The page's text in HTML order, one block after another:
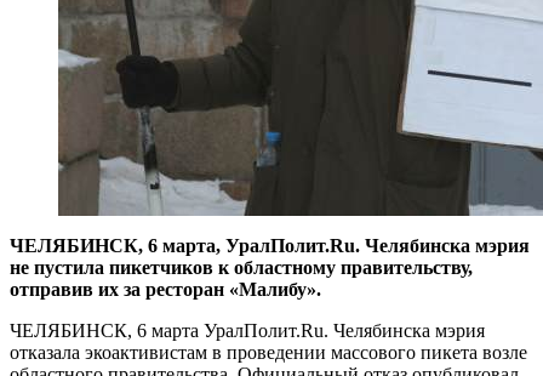
ЧЕЛЯБИНСК, 6 марта, УралПолит.Ru. Челябинска мэрия
не пустила пикетчиков к областному правительству,
отправив их за ресторан «Малибу».
ЧЕЛЯБИНСК, 6 марта УралПолит.Ru. Челябинска мэрия
отказала экоактивистам в проведении массового пикета возле